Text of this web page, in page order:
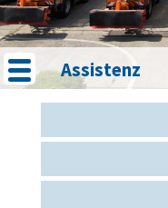
Assistenz